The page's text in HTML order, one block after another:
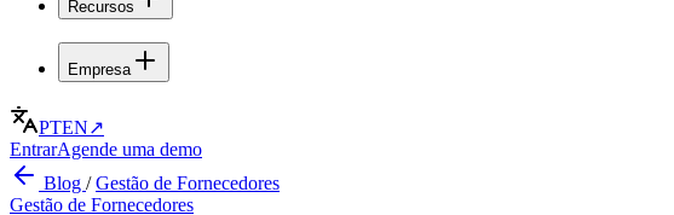
Recursos
Empresa
PTEN↗
EntrarAgende uma demo
Blog /Gestão de Fornecedores
Gestão de Fornecedores